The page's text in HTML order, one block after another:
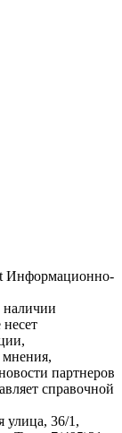
Информационно-
наличии
мнения,
партнеров
справочной
улица, 36/1,